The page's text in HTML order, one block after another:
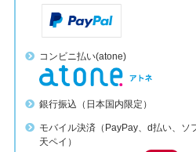
コンビニ払い(atone)
銀行振込（日本国内限定）
モバイル決済（PayPay、d払い、ソ
天ペイ）